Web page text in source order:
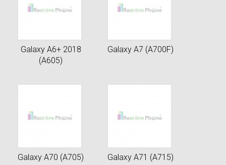
Galaxy A6+ 2018
(A605)
Galaxy A7 (A700F)
Galaxy A70 (A705) Galaxy A71 (A715)